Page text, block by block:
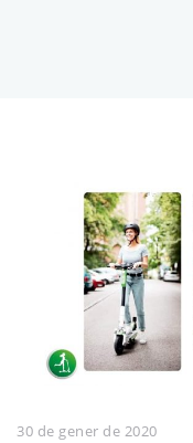
30 de gener de 2020